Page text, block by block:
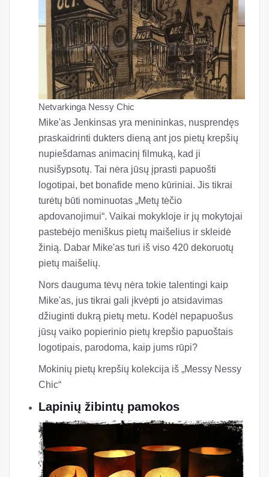
Netvarkinga Nessy Chic
Mike'as Jenkinsas yra menininkas, nusprendęs
praskaidrinti dukters dieną ant jos pietų krepšių
nupiešdamas animacinį filmuką, kad ji
nusišypsotų. Tai nėra jūsų įprasti papuošti
logotipai, bet bonafide meno kūriniai. Jis tikrai
turėtų būti nominuotas „Metų tėčio
apdovanojimui“. Vaikai mokykloje ir jų mokytojai
pastebėjo meniškus pietų maišelius ir skleidė
žinią. Dabar Mike'as turi iš viso 420 dekoruotų
pietų maišelių.
Nors dauguma tėvų nėra tokie talentingi kaip
Mike'as, jus tikrai gali įkvėpti jo atsidavimas
džiuginti dukrą pietų metu. Kodėl nepapuošus
jūsų vaiko popierinio pietų krepšio papuoštais
logotipais, parodoma, kaip jums rūpi?
Mokinių pietų krepšių kolekcija iš „Messy Nessy
Chic“
Lapinių žibintų pamokos